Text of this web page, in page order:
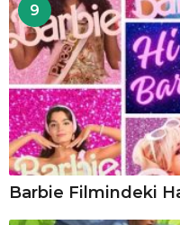
9
Barbie Filmindeki